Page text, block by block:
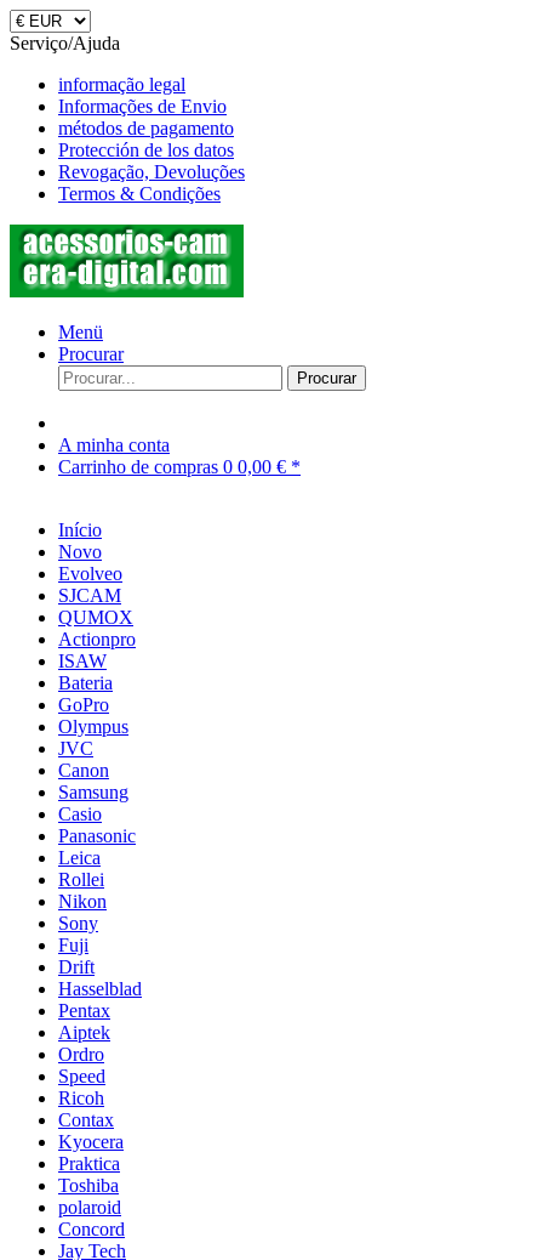
Serviço/Ajuda
informação legal
Informações de Envio
métodos de pagamento
Protección de los datos
Revogação, Devoluções
Termos & Condições
Menü
Procurar
Procurar
A minha conta
Carrinho de compras 0 0,00 € *
Início
Novo
Evolveo
SJCAM
QUMOX
Actionpro
ISAW
Bateria
GoPro
Olympus
JVC
Canon
Samsung
Casio
Panasonic
Leica
Rollei
Nikon
Sony
Fuji
Drift
Hasselblad
Pentax
Aiptek
Ordro
Speed
Ricoh
Contax
Kyocera
Praktica
Toshiba
polaroid
Concord
Jay Tech